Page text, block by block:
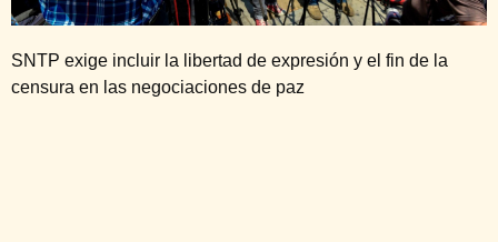
SNTP exige incluir la libertad de expresión y el fin de la
censura en las negociaciones de paz